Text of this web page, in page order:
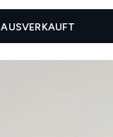
AUSVERKAUFT